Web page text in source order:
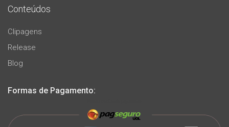
Conteúdos
Clipagens
Release
Blog
Formas de Pagamento: